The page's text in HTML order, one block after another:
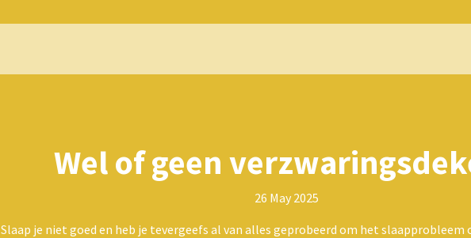
Wel of geen
26 May 2025
Slaap je niet goed en heb je tevergeefs al van alles geprobeerd om het slaapprobleem